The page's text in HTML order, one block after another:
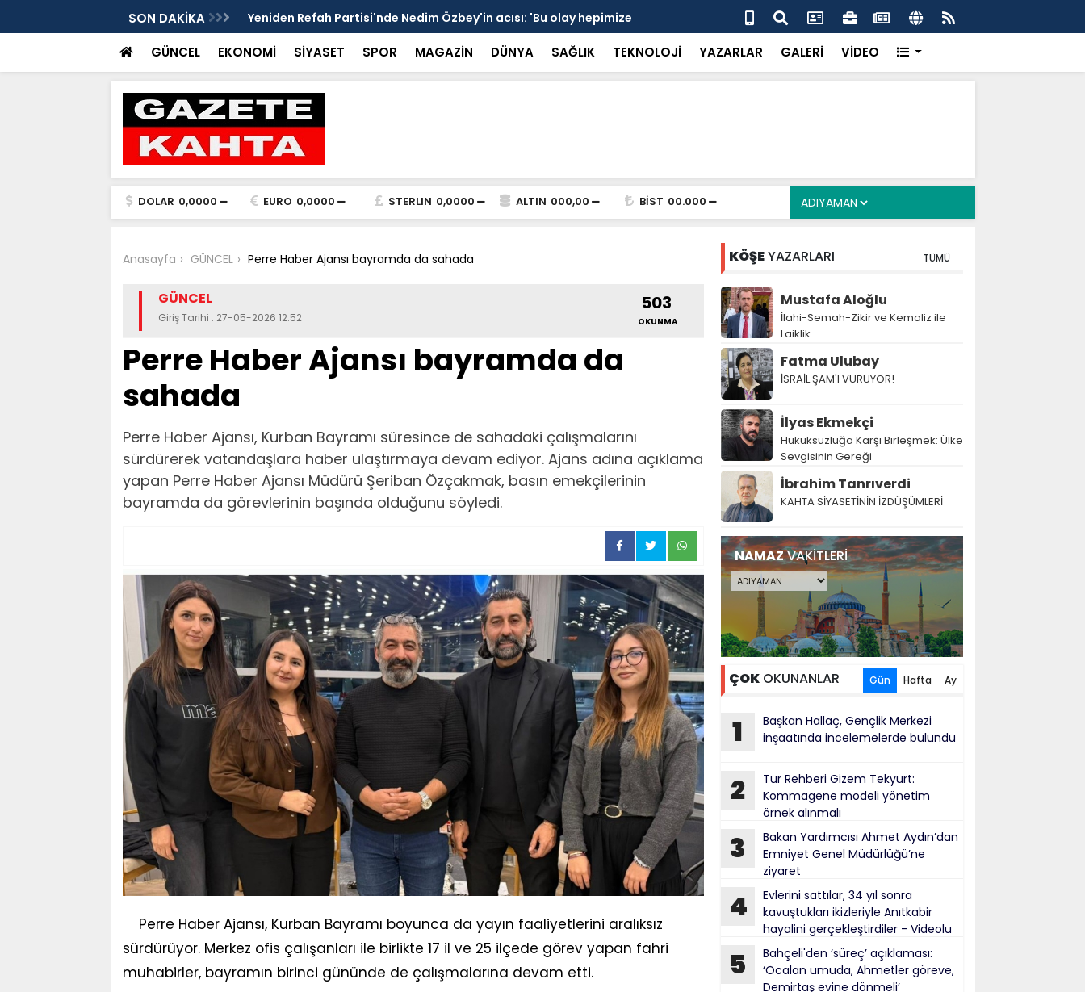
SON DAKİKA
Özbey'in acısı: 'Bu olay hepimize
Kozağaç Ana Deposu devrede: 101 yerleşim birimini kapsayan dev su
projesinde önemli eşik aşıldı
Prof. Dr. Dalyan: ‘Fransız Enstitüsü raporu, Adıyaman'daki siyasi
kırılmayı 'metroköy' kavramıyla açıklıyor’
GÜNCEL EKONOMİ SİYASET SPOR MAGAZİN DÜNYA SAĞLIK TEKNOLOJİ YAZARLAR GALERİ VİDEO
DOLAR 0,0000 EURO 0,0000 STERLIN 0,0000 ALTIN 000,00 BİST 00.000
Anasayfa GÜNCEL Perre Haber Ajansı bayramda da sahada
GÜNCEL
Giriş Tarihi : 27-05-2026 12:52
503
OKUNMA
Perre Haber Ajansı bayramda da
sahada
Perre Haber Ajansı, Kurban Bayramı süresince de sahadaki çalışmalarını
sürdürerek vatandaşlara haber ulaştırmaya devam ediyor. Ajans adına açıklama
yapan Perre Haber Ajansı Müdürü Şeriban Özçakmak, basın emekçilerinin
bayramda da görevlerinin başında olduğunu söyledi.
Perre Haber Ajansı, Kurban Bayramı boyunca da yayın faaliyetlerini aralıksız
sürdürüyor. Merkez ofis çalışanları ile birlikte 17 il ve 25 ilçede görev yapan fahri
muhabirler, bayramın birinci gününde de çalışmalarına devam etti.
KÖŞEYAZARLARI TÜMÜ
Mustafa Aloğlu
İlahi-Semah-Zikir ve Kemaliz ile
Laiklik….
Fatma Ulubay
İSRAİL ŞAM'I VURUYOR!
İlyas Ekmekçi
Hukuksuzluğa Karşı Birleşmek: Ülke
Sevgisinin Gereği
İbrahim Tanrıverdi
KAHTA SİYASETİNİN İZDÜŞÜMLERİ
NAMAZVAKİTLERİ
ÇOKOKUNANLAR Gün Hafta Ay
1
Başkan Hallaç, Gençlik Merkezi
inşaatında incelemelerde bulundu
2
Tur Rehberi Gizem Tekyurt:
Kommagene modeli yönetim
örnek alınmalı
3
Bakan Yardımcısı Ahmet Aydın’dan
Emniyet Genel Müdürlüğü’ne
ziyaret
4
Evlerini sattılar, 34 yıl sonra
kavuştukları ikizleriyle Anıtkabir
hayalini gerçekleştirdiler - Videolu
5
Bahçeli'den ‘süreç’ açıklaması:
‘Öcalan umuda, Ahmetler göreve,
Demirtaş evine dönmeli’